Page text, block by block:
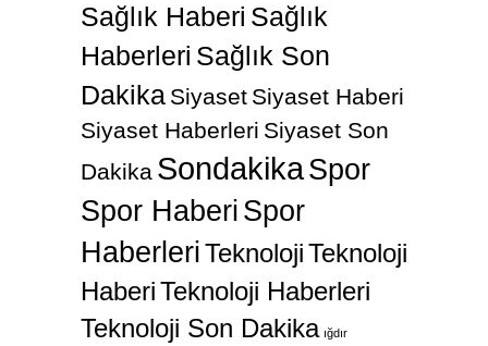
Sağlık Haberi Sağlık
Haberleri Sağlık Son
Dakika Siyaset Siyaset Haberi
Siyaset Haberleri Siyaset Son
Dakika SondakikaSpor
Spor Haberi Spor
HaberleriTeknolojiTeknoloji
HaberiTeknoloji Haberleri
Teknoloji Son Dakika ığdır